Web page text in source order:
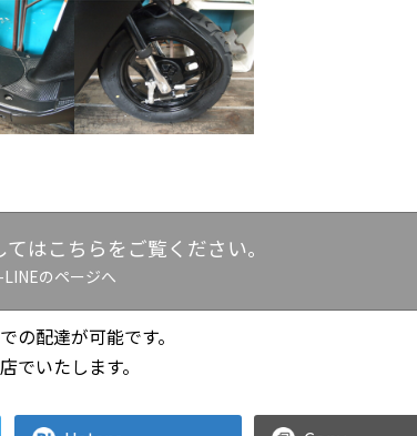
はこちらをご覧ください。
のページへ
の配達が可能です。
でいたします。